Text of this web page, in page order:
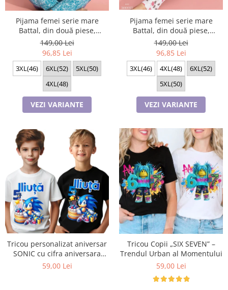
Pijama femei serie mare
Battal, din două piese,
bumbac , Lux PIJ32974
149,00 Lei
96,85 Lei
3XL(46) 6XL(52)
5XL(50)
4XL(48)
VEZI VARIANTE
Pijama femei serie mare
Battal, din două piese,
bumbac , Lux PIJ300025
149,00 Lei
96,85 Lei
3XL(46) 4XL(48)
6XL(52)
5XL(50)
VEZI VARIANTE
Tricou personalizat aniversar
SONIC cu cifra aniversara
TAS101
59,00 Lei
Tricou Copii „SIX SEVEN” –
Trendul Urban al Momentului
59,00 Lei